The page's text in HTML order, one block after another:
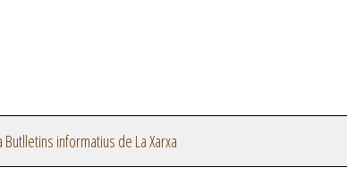
informatius de La Xarxa